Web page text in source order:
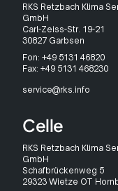
RKS Retzbach Klima
GmbH
Carl-Zeiss-Str. 19-21
30827 Garbsen
Fon: +49 5131 46820
Fax: +49 5131 468230
service@rks.info
Celle
RKS Retzbach Klima
GmbH
Schafbrückenweg 5
29323 Wietze OT